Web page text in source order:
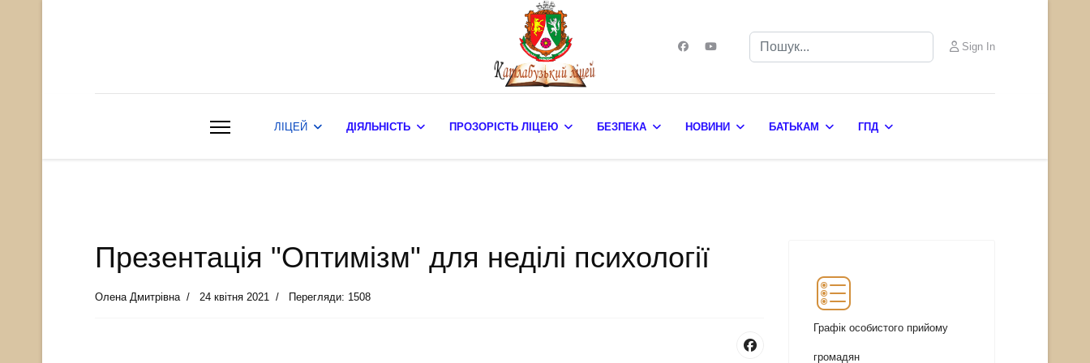
Пошук
Sign In
ЛІЦЕЙ ДІЯЛЬНІСТЬ ПРОЗОРІСТЬ ЛІЦЕЮ БЕЗПЕКА НОВИНИ БАТЬКАМ ГПД
Презентація "Оптимізм" для неділі психології
Олена Дмитрівна 24 квітня 2021 Перегляди: 1508
Графік особистого прийому
громадян